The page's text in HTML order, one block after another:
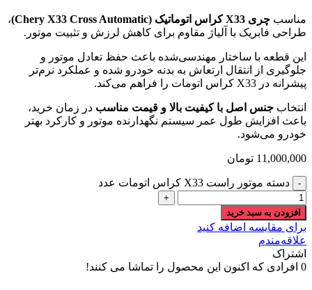
مناسب چری X33 کراس اتوماتیک (Chery X33 Cross Automatic)
،
طراحی فابریک با آلیاژ مقاوم برای کاهش لرزش و تثبیت موتور.
این قطعه با ساختار مهندسی‌شده باعث حفظ تعادل موتور و
جلوگیری از انتقال ارتعاش به بدنه خودرو شده و عملکرد نرم‌تر
پیشرانه در X33 کراس اتومات را فراهم می‌کند.
انتخاب جنس اصل با کیفیت بالا و قیمت مناسب در زمان خرید،
باعث افزایش طول عمر سیستم نگهدارنده موتور و کارکرد بهتر
خودرو می‌شود.
11,000,000 تومان
دسته موتور راست X33 کراس اتومات عدد
افزودن به سبد خرید
برای مقایسه اضافه کنید
علاقه‌مندم
اشتراک
0 افرادی که اکنون این محصول را تماشا می کنند!